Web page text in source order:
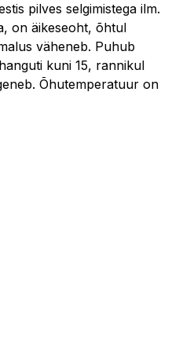
pilves selgimistega ilm.
on äikeseoht, õhtul
väheneb. Puhub
kuni 15, rannikul
Õhutemperatuur on